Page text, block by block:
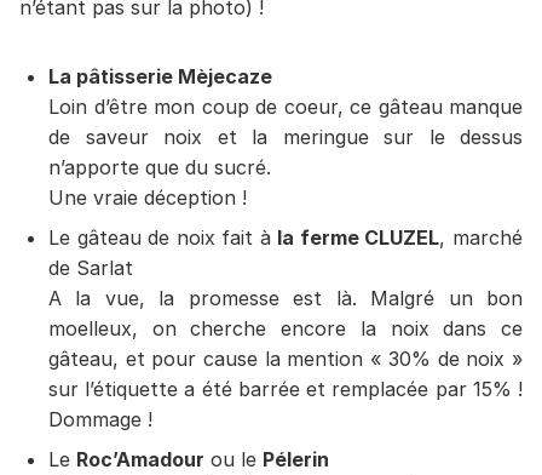
n’étant pas sur la photo) !
La pâtisserie Mèjecaze
Loin d’être mon coup de coeur, ce gâteau manque
de saveur noix et la meringue sur le dessus
n’apporte que du sucré.
Une vraie déception !
Le gâteau de noix fait à la ferme CLUZEL, marché
de Sarlat
A la vue, la promesse est là. Malgré un bon
moelleux, on cherche encore la noix dans ce
gâteau, et pour cause la mention « 30% de noix »
sur l’étiquette a été barrée et remplacée par 15% !
Dommage !
Le Roc’Amadour ou le Pélerin